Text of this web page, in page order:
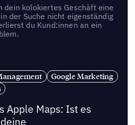
dein kolokiertes Geschäft eine
der Suche nicht eigenständig
du Kund:innen an ein
Google Marketing
Apple Maps: Ist es